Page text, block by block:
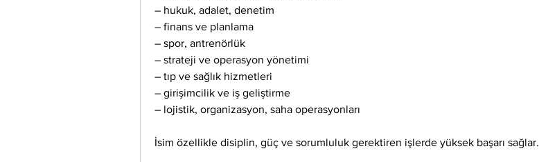
– hukuk, adalet, denetim
– finans ve planlama
– spor, antrenörlük
– strateji ve operasyon yönetimi
– tıp ve sağlık hizmetleri
– girişimcilik ve iş geliştirme
– lojistik, organizasyon, saha operasyonları
İsim özellikle disiplin, güç ve sorumluluk gerektiren işlerde yüksek başarı sağlar.